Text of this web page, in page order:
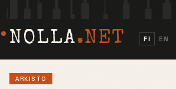
NOLLA.NET FI EN
ARKISTO